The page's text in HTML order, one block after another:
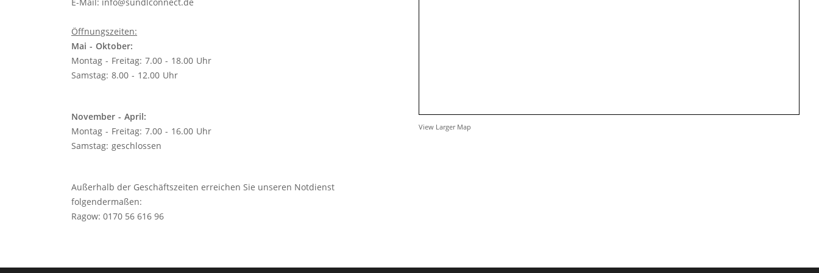
Öffnungszeiten:
Mai - Oktober:
Montag - Freitag: 7.00 - 18.00 Uhr
Samstag: 8.00 - 12.00 Uhr
November - April:
Montag - Freitag: 7.00 - 16.00 Uhr
Samstag: geschlossen
Außerhalb der Geschäftszeiten erreichen Sie unseren Notdienst
folgendermaßen:
Ragow: 0170 56 616 96
View Larger Map